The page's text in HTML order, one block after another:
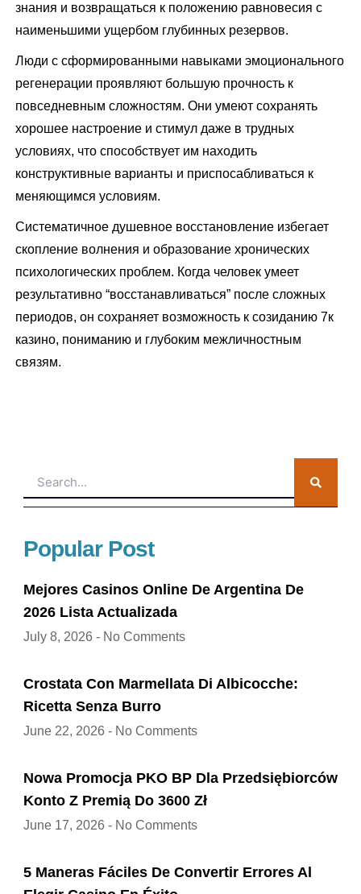
знания и возвращаться к положению равновесия с
наименьшими ущербом глубинных резервов.
Люди с сформированными навыками эмоционального
регенерации проявляют большую прочность к
повседневным сложностям. Они умеют сохранять
хорошее настроение и стимул даже в трудных
условиях, что способствует им находить
конструктивные варианты и приспосабливаться к
меняющимся условиям.
Систематичное душевное восстановление избегает
скопление волнения и образование хронических
психологических проблем. Когда человек умеет
результативно “восстанавливаться” после сложных
периодов, он сохраняет возможность к созиданию 7к
казино, пониманию и глубоким межличностным
связям.
Popular Post
Mejores Casinos Online De Argentina De
2026 Lista Actualizada
July 8, 2026 No Comments
Crostata Con Marmellata Di Albicocche:
Ricetta Senza Burro
June 22, 2026 No Comments
Nowa Promocja PKO BP Dla Przedsiębiorców
Konto Z Premią Do 3600 Zł
June 17, 2026 No Comments
5 Maneras Fáciles De Convertir Errores Al